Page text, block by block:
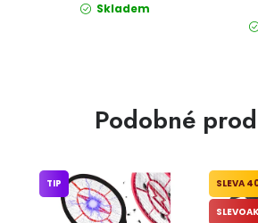
Skladem
Podobné
TIP